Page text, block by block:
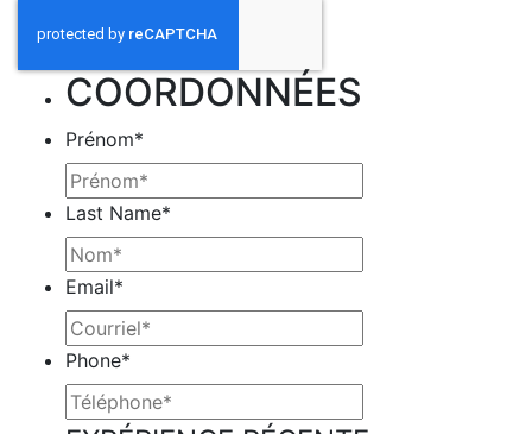
COORDONNÉES
Prénom*
Last Name*
Email*
Phone*